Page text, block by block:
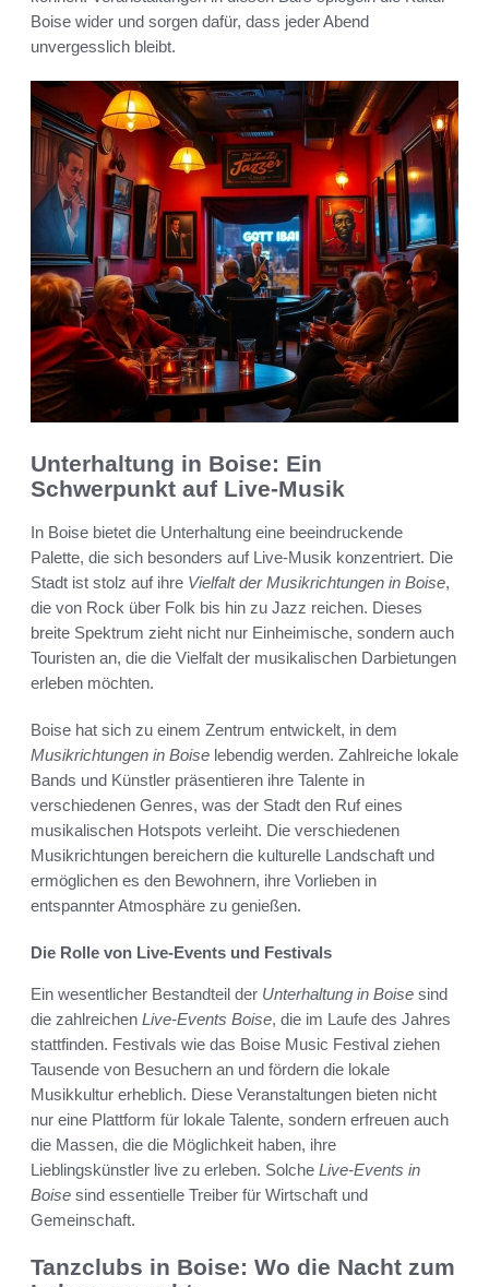
Boise wider und sorgen dafür, dass jeder Abend
unvergesslich bleibt.
Unterhaltung in Boise: Ein
Schwerpunkt auf Live-Musik
In Boise bietet die Unterhaltung eine beeindruckende
Palette, die sich besonders auf Live-Musik konzentriert. Die
Stadt ist stolz auf ihre Vielfalt der Musikrichtungen in Boise,
die von Rock über Folk bis hin zu Jazz reichen. Dieses
breite Spektrum zieht nicht nur Einheimische, sondern auch
Touristen an, die die Vielfalt der musikalischen Darbietungen
erleben möchten.
Boise hat sich zu einem Zentrum entwickelt, in dem
Musikrichtungen in Boise lebendig werden. Zahlreiche lokale
Bands und Künstler präsentieren ihre Talente in
verschiedenen Genres, was der Stadt den Ruf eines
musikalischen Hotspots verleiht. Die verschiedenen
Musikrichtungen bereichern die kulturelle Landschaft und
ermöglichen es den Bewohnern, ihre Vorlieben in
entspannter Atmosphäre zu genießen.
Die Rolle von Live-Events und Festivals
Ein wesentlicher Bestandteil der Unterhaltung in Boise sind
die zahlreichen Live-Events Boise, die im Laufe des Jahres
stattfinden. Festivals wie das Boise Music Festival ziehen
Tausende von Besuchern an und fördern die lokale
Musikkultur erheblich. Diese Veranstaltungen bieten nicht
nur eine Plattform für lokale Talente, sondern erfreuen auch
die Massen, die die Möglichkeit haben, ihre
Lieblingskünstler live zu erleben. Solche Live-Events in
Boise sind essentielle Treiber für Wirtschaft und
Gemeinschaft.
Tanzclubs in Boise: Wo die Nacht zum